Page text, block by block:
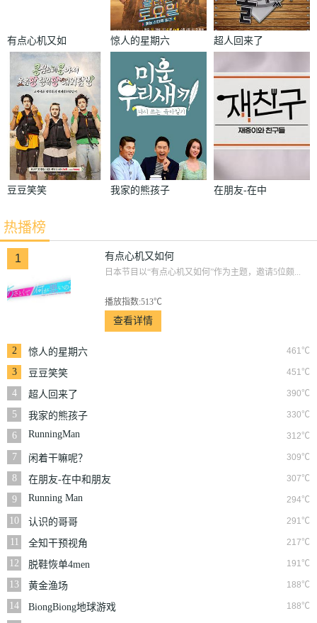
有点心机又如
惊人的星期六 超人回来了
豆豆笑笑 我家的熊孩子
在朋友-在中
热播榜
1 有点心机又如何
日本节目以“有点心机又如何”作为主题，邀请5位颇...
播放指数:513℃
查看详情
2 461℃
惊人的星期六
3
451℃
豆豆笑笑
4
390℃
超人回来了
5
330℃
我家的熊孩子
6
312℃
RunningMan
7 309℃
闲着干嘛呢？
8
307℃
在朋友-在中和朋友
们
9 294℃
Running Man
10 291℃
认识的哥哥
11
217℃
全知干预视角
12
191℃
脱鞋恢单4men
13
188℃
黄金渔场
14
188℃
BiongBiong地球游戏